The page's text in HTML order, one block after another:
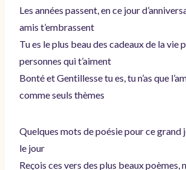
Les années passent, en ce jour
amis t’embrassent
Tu es le plus beau des cadeaux de la vie
personnes qui t’aiment
Bonté et Gentillesse tu es, tu n’as que
comme seuls thèmes
Quelques mots de poésie pour ce grand
le jour
Reçois ces vers des plus beaux poèmes,